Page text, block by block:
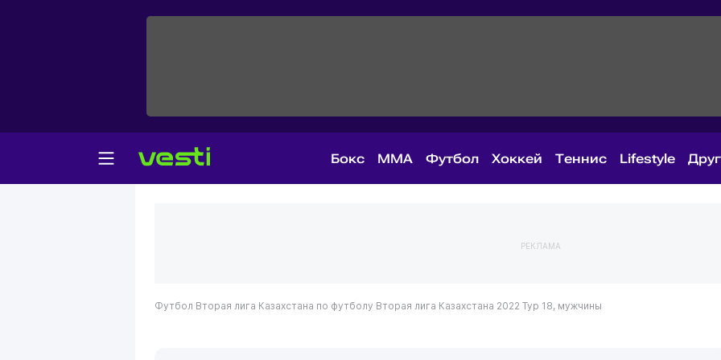
Бокс MMA Футбол Хоккей Теннис Lifestyle
РЕКЛАМА
Футбол Вторая лига Казахстана по футболу Вторая лига Казахстана 2022 Тур 18, мужчины